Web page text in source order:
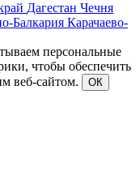
Дагестан Чечня
Балкария Карачаево-
персональные
чтобы обеспечить
веб-сайтом.
ОК